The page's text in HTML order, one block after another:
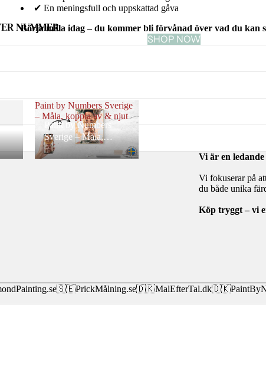
NUMMER
Paint by Numbers Sverige
– Måla, koppla av & njut
Paint by Numbers
Sverige – Måla,
koppla av & njut
✔ En meningsfull och uppskattad gåva
Börja måla idag – du kommer bli förvånad över vad du kan
SHOP NOW
Vi är en
Vi fokuserar på
du både unika
Köp tryggt – vi
🇸🇪PrickMålning.se🇩🇰MalEfterTal.dk🇩🇰